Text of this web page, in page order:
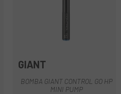
GIANT
BOMBA GIANT CONTROL GO HP
MINI PUMP